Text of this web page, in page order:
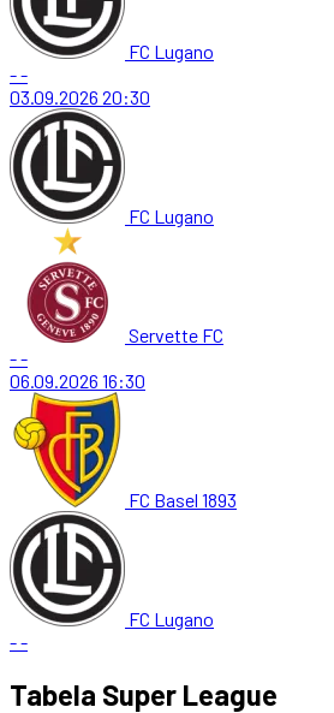
FC Lugano
--
03.09.2026 20:30
FC Lugano
Servette FC
--
06.09.2026 16:30
FC Basel 1893
FC Lugano
--
Tabela Super League